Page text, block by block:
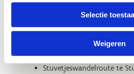
Selectie
Weigeren
Nog in de buurt van Woumen
de Hemelsdaele
de Zannekinroute te
Bethoosterse
Stuvetjeswandelroute te